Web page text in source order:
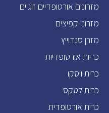
מזרונים אורטופדיים זוגיים
מזרוני קפיצים
מזרן סנדוייץ
כריות אורטופדיות
כרית ויסקו
כרית לטקס
כרית אורטופדית